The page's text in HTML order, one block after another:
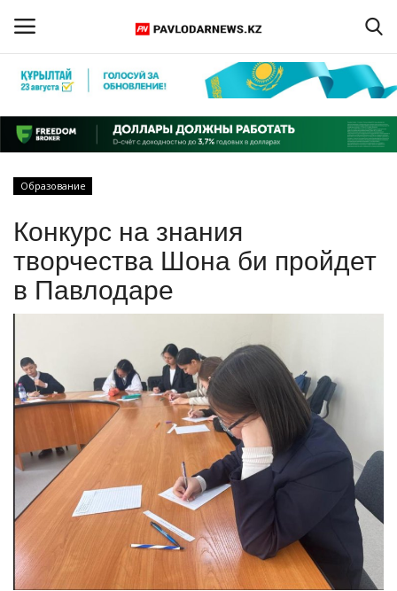
Регистрация
Главная
ПАВЛОДАРСКАЯ ОБЛАСТЬ
КАЗАХСТАН
СПЕЦПРОЕКТЫ
Чек-лист
РАЗВЛЕЧЕНИЯ
OFFICIAL
Образование
Конкурс на знания
творчества Шона би пройдет
в Павлодаре